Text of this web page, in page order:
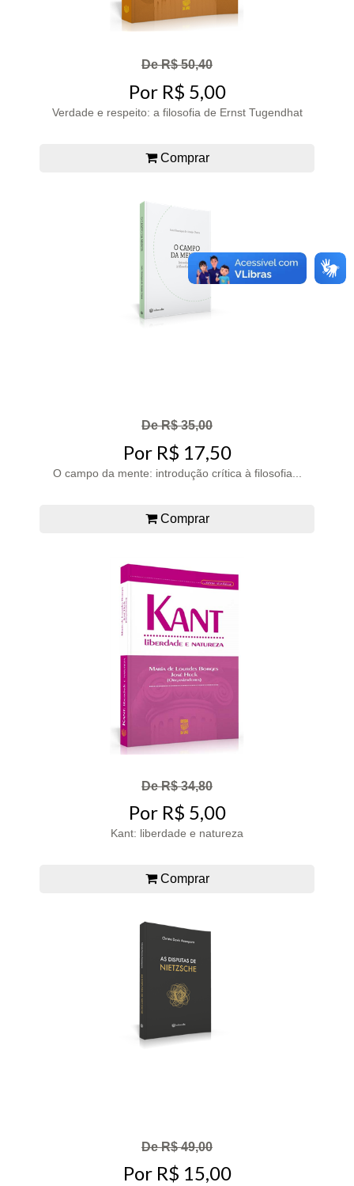
De R$ 50,40
Por R$ 5,00
Verdade e respeito: a filosofia de Ernst Tugendhat
Comprar
De R$ 35,00
Por R$ 17,50
O campo da mente: introdução crítica à filosofia...
Comprar
De R$ 34,80
Por R$ 5,00
Kant: liberdade e natureza
Comprar
De R$ 49,00
Por R$ 15,00